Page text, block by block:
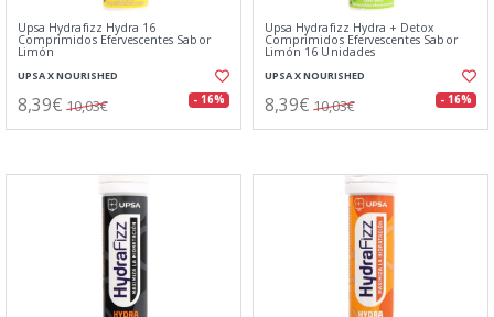
Upsa Hydrafizz Hydra 16
Comprimidos Efervescentes Sabor
Limón
UPSA X NOURISHED
8,39€ 10,03€ - 16%
Upsa Hydrafizz Hydra + Detox
Comprimidos Efervescentes Sabor
Limón 16 Unidades
UPSA X NOURISHED
8,39€ 10,03€ - 16%